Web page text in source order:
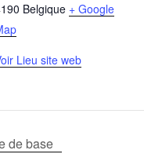
Belgique + Google
Lieu site web
de base